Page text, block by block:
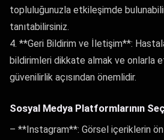
topluluğunuzla etkileşimde bulunabilir
tanıtabilirsiniz.
4. **Geri Bildirim ve İletişim**:
bildirimleri dikkate almak ve onlarla
güvenilirlik açısından önemlidir.
Sosyal Medya Platformlarının
– **Instagram**: Görsel içeriklerin